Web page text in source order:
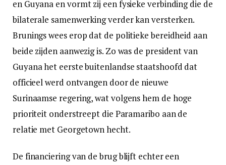
en Guyana en vormt zij een fysieke verbinding die de
bilaterale samenwerking verder kan versterken.
Brunings wees erop dat de politieke bereidheid aan
beide zijden aanwezig is. Zo was de president van
Guyana het eerste buitenlandse staatshoofd dat
officieel werd ontvangen door de nieuwe
Surinaamse regering, wat volgens hem de hoge
prioriteit onderstreept die Paramaribo aan de
relatie met Georgetown hecht.
De financiering van de brug blijft echter een